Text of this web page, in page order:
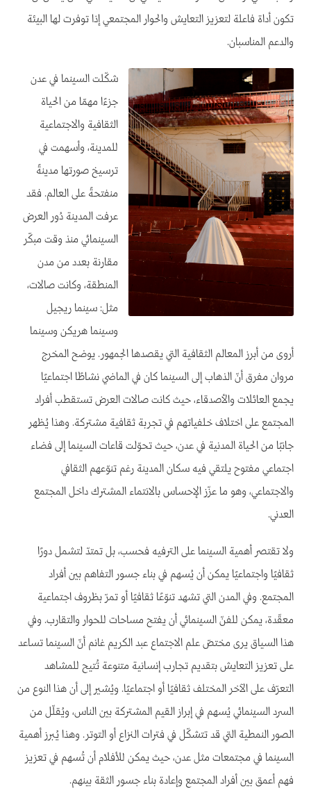
تكون أداة فاعلة لتعزيز التعايش والحوار المجتمعي إذا توفرت لها البيئة
والدعم المناسبان.
شكّلت السينما في عدن
جزءًا مهمّا من الحياة
الثقافية والاجتماعية
للمدينة، وأسهمت في
ترسيخ صورتها مدينةً
منفتحةً على العالم. فقد
عرفت المدينة دُور العرض
السينمائي منذ وقت مبكّر
مقارنة بعدد من مدن
المنطقة، وكانت صالات،
مثل: سينما ريجيل
وسينما هريكن وسينما
أروى من أبرز المعالم الثقافية التي يقصدها الجمهور. يوضح المخرج
مروان مفرق أنّ الذهاب إلى السينما كان في الماضي نشاطًا اجتماعيًا
يجمع العائلات والأصدقاء، حيث كانت صالات العرض تستقطب أفراد
المجتمع على اختلاف خلفياتهم في تجربة ثقافية مشتركة. وهذا يُظهر
جانبًا من الحياة المدنية في عدن، حيث تحوّلت قاعات السينما إلى فضاء
اجتماعي مفتوح يلتقي فيه سكان المدينة رغم تنوّعهم الثقافي
والاجتماعي، وهو ما عزّز الإحساس بالانتماء المشترك داخل المجتمع
العدني.
ولا تقتصر أهمية السينما على الترفيه فحسب، بل تمتدّ لتشمل دورًا
ثقافيًا واجتماعيًا يمكن أن يُسهم في بناء جسور التفاهم بين أفراد
المجتمع. وفي المدن التي تشهد تنوّعًا ثقافيًا أو تمرّ بظروف اجتماعية
معقّدة، يمكن للفنّ السينمائي أن يفتح مساحات للحوار والتقارب. وفي
هذا السياق يرى مختصّ علم الاجتماع عبد الكريم غانم أنّ السينما تساعد
على تعزيز التعايش بتقديم تجارب إنسانية متنوعة تُتيح للمشاهد
التعرّف على الآخر المختلف ثقافيًا أو اجتماعيًا. ويُشير إلى أن هذا النوع من
السرد السينمائي يُسهم في إبراز القيم المشتركة بين الناس، ويُقلّل من
الصور النمطية التي قد تتشكّل في فترات النزاع أو التوتر. وهذا يُبرز أهمية
السينما في مجتمعات مثل عدن، حيث يمكن للأفلام أن تُسهم في تعزيز
فهم أعمق بين أفراد المجتمع وإعادة بناء جسور الثقة بينهم.